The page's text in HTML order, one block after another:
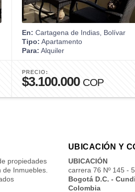
En: Cartagena de Indias, Bolívar
Tipo: Apartamento
Para: Alquiler
PRECIO:
$3.100.000 COP
propiedades
Inmuebles.
UBICACIÓN Y
UBICACIÓN
carrera 76 Nº 145 -
Bogotá D.C. -
Colombia